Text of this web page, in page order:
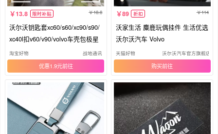
13.8 限时补贴 18.8
沃尔沃钥匙套xc60/s60/xc90/s90/
xc40l扣v60/v90/volvo车壳包极星
淘宝好物 战地通讯
优惠1.9元
89 折扣 114
沃家生活 麋鹿玩偶挂件 生活优选
沃尔沃汽车 Volvo
天猫好物 沃尔沃汽车官方旗舰店
购买